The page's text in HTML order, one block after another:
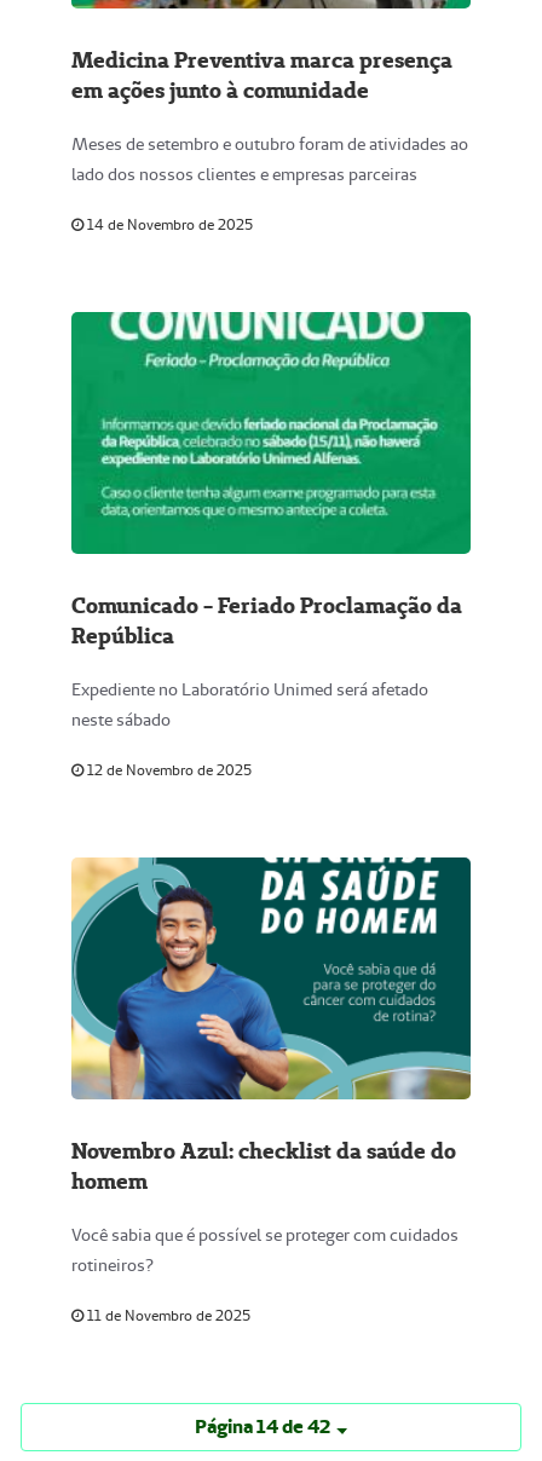
Medicina Preventiva marca presença
em ações junto à comunidade
Meses de setembro e outubro foram de atividades ao
lado dos nossos clientes e empresas parceiras
14 de Novembro de 2025
Comunicado - Feriado Proclamação da
República
Expediente no Laboratório Unimed será afetado
neste sábado
12 de Novembro de 2025
Novembro Azul: checklist da saúde do
homem
Você sabia que é possível se proteger com cuidados
rotineiros?
11 de Novembro de 2025
Página 14 de 42